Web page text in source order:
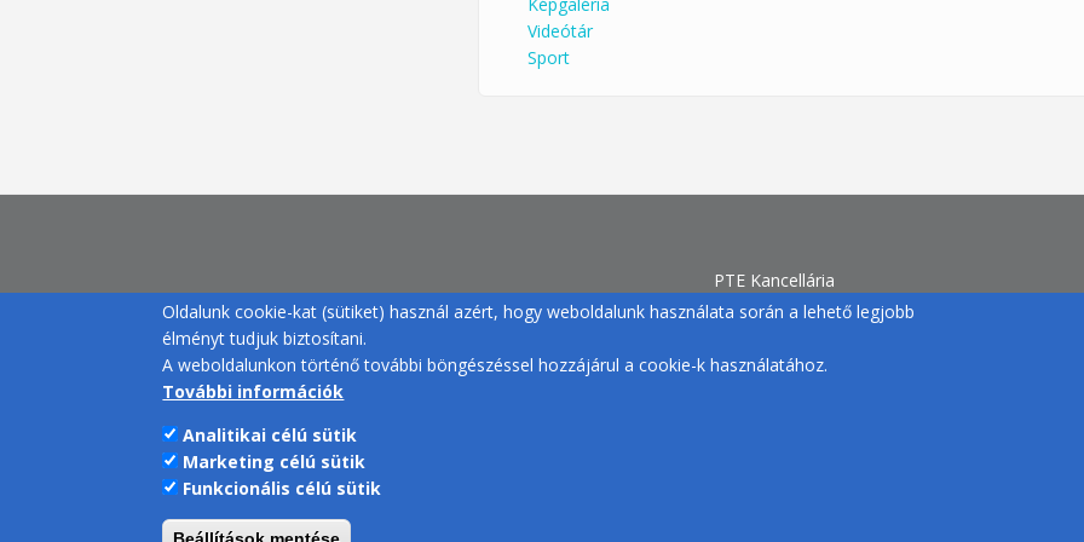
Videótár
Sport
PTE Kancellária
Egyetemi Sport
+36 72 /501-500/12770 |
Oldalunk cookie-kat (sütiket) használ azért, hogy weboldalunk használata során a lehető legjobb
élményt tudjuk biztosítani.
A weboldalunkon történő további böngészéssel hozzájárul a cookie-k használatához.
További információk
Analitikai célú sütik
Marketing célú sütik
Funkcionális célú sütik